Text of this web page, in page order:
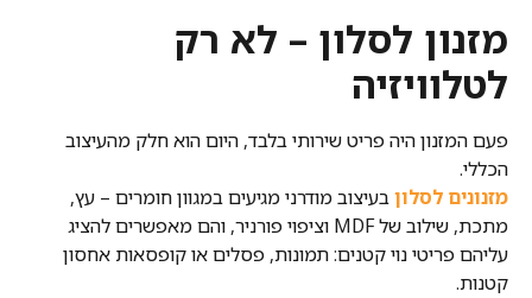
מזנון לסלון – לא רק
לטלוויזיה
פעם המזנון היה פריט שירותי בלבד, היום הוא חלק מהעיצוב
הכללי.
מזנונים לסלוןבעיצוב מודרני מגיעים במגוון חומרים – עץ,
מתכת, שילוב של MDF וציפוי פורניר, והם מאפשרים להציג
עליהם פריטי נוי קטנים: תמונות, פסלים או קופסאות אחסון
קטנות.